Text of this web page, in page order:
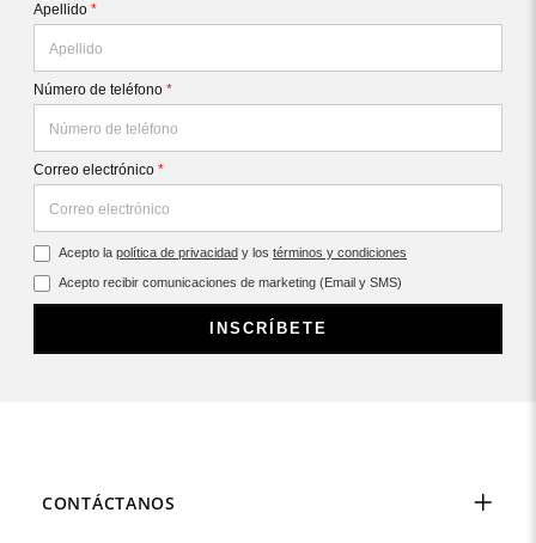
Apellido *
Número de teléfono *
Correo electrónico *
Acepto la política de privacidad y los términos y condiciones
Acepto recibir comunicaciones de marketing (Email y SMS)
INSCRÍBETE
CONTÁCTANOS